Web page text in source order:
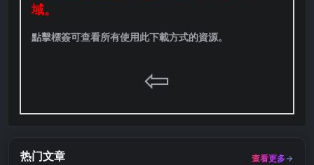
域。
點擊標簽可查看所有使用此下載方式的資源。
⇦
热门文章
查看更多